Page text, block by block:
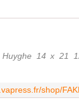
14 x 21
shop/